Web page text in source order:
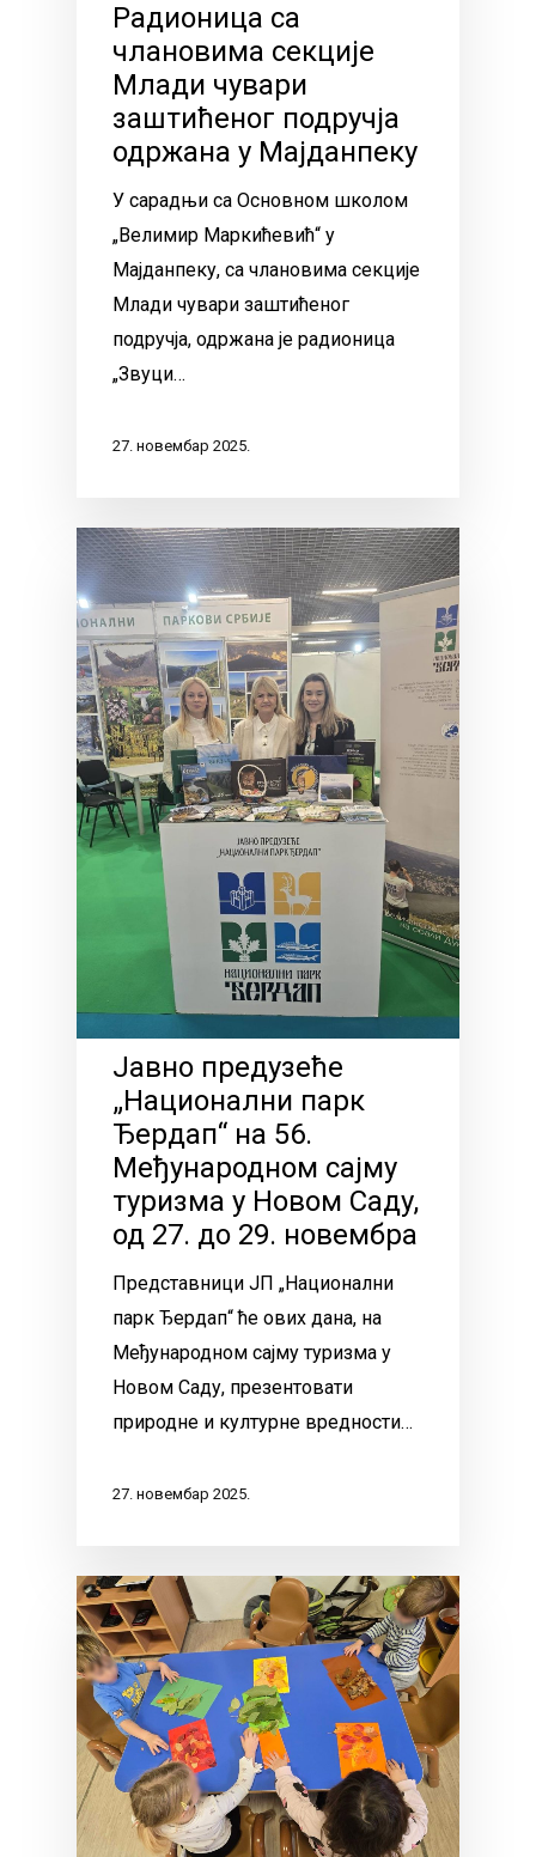
Радионица са
члановима секције
Млади чувари
заштићеног подручја
одржана у Мајданпеку
У сарадњи са Основном школом
„Велимир Маркићевић“ у
Мајданпеку, са члановима секције
Млади чувари заштићеног
подручја, одржана је радионица
„Звуци…
27. новембар 2025.
Јавно предузеће
„Национални парк
Ђердап“ на 56.
Међународном сајму
туризма у Новом Саду,
од 27. до 29. новембра
Представници ЈП „Национални
парк Ђердап“ ће ових дана, на
Међународном сајму туризма у
Новом Саду, презентовати
природне и културне вредности…
27. новембар 2025.